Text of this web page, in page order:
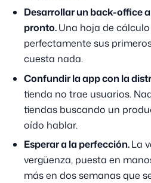
Desarrollar un back-office
pronto.Una hoja de
perfectamente sus
cuesta nada.
Confundir la app con la
tienda no trae usuarios.
tiendas buscando un
oído hablar.
Esperar a la perfección.La
vergüenza, puesta en
más en dos semanas que